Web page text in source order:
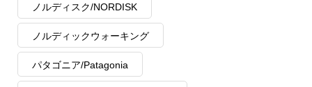
ノルディスク/NORDISK
ノルディックウォーキング
パタゴニア/Patagonia